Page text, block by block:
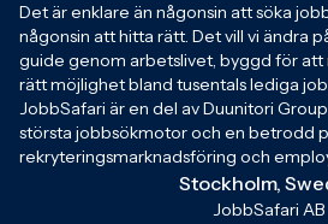
Det är enklare än någonsin att söka
någonsin att hitta rätt. Det vill vi ändra
guide genom arbetslivet, byggd för
rätt möjlighet bland tusentals lediga
JobbSafari är en del av Duunitori
största jobbsökmotor och en betrodd
rekryteringsmarknadsföring och
Stockholm,
JobbSafari AB